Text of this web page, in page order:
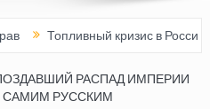
кризис в России
РАСПАД ИМПЕРИИ
САМИМ РУССКИМ